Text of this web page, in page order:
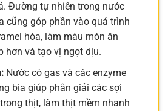
Đường tự nhiên trong nước
cũng góp phần vào quá trình
hóa, làm màu món ăn
hơn và tạo vị ngọt dịu.
Nước có gas và các enzyme
bia giúp phân giải các sợi
thịt, làm thịt mềm nhanh